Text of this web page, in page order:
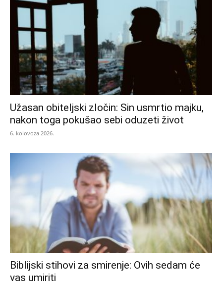
Užasan obiteljski zločin: Sin usmrtio majku,
nakon toga pokušao sebi oduzeti život
6. kolovoza 2026.
Biblijski stihovi za smirenje: Ovih sedam će
vas umiriti